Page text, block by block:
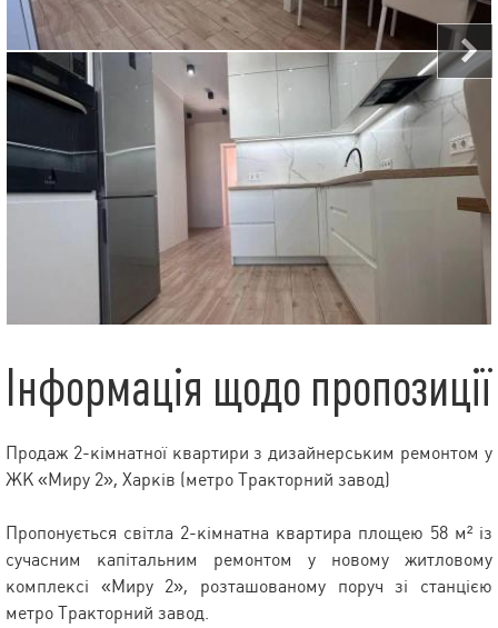
Інформація щодо пропозиції
Продаж 2-кімнатної квартири з дизайнерським ремонтом у
ЖК «Миру 2», Харків (метро Тракторний завод)
Пропонується світла 2-кімнатна квартира площею 58 м² із
сучасним капітальним ремонтом у новому житловому
комплексі «Миру 2», розташованому поруч зі станцією
метро Тракторний завод.